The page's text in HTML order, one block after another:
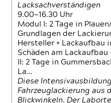
Lacksachverständigen
9.00—16.30 Uhr
Modul I: 2 Tage in
Grundlagen der
Hersteller + Lackaufbau
Schäden am Lackaufbau
II: 2 Tage in
La…
Diese
Fahrzeuglackierung aus
Blickwinkeln. Der